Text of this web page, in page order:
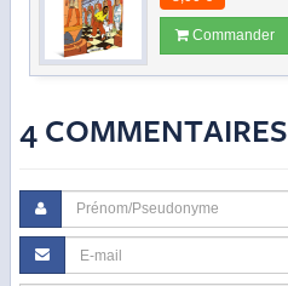
Commander
4 COMMENTAIRES